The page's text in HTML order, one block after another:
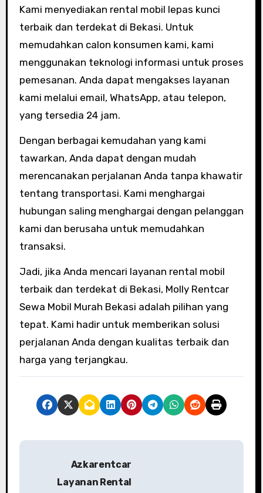
Kami menyediakan rental mobil lepas kunci
terbaik dan terdekat di Bekasi. Untuk
memudahkan calon konsumen kami, kami
menggunakan teknologi informasi untuk proses
pemesanan. Anda dapat mengakses layanan
kami melalui email, WhatsApp, atau telepon,
yang tersedia 24 jam.
Dengan berbagai kemudahan yang kami
tawarkan, Anda dapat dengan mudah
merencanakan perjalanan Anda tanpa khawatir
tentang transportasi. Kami menghargai
hubungan saling menghargai dengan pelanggan
kami dan berusaha untuk memudahkan
transaksi.
Jadi, jika Anda mencari layanan rental mobil
terbaik dan terdekat di Bekasi, Molly Rentcar
Sewa Mobil Murah Bekasi adalah pilihan yang
tepat. Kami hadir untuk memberikan solusi
perjalanan Anda dengan kualitas terbaik dan
harga yang terjangkau.
P
Azkarentcar
Layanan Rental